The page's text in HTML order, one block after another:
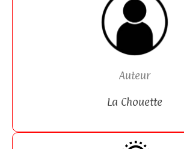
Auteur
La Chouette